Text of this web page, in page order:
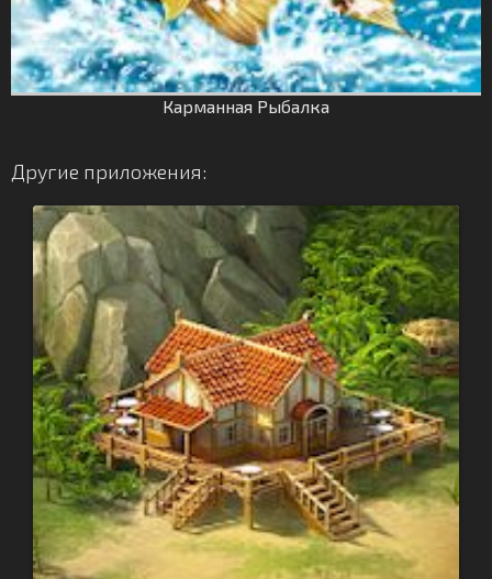
Карманная Рыбалка
Другие приложения: